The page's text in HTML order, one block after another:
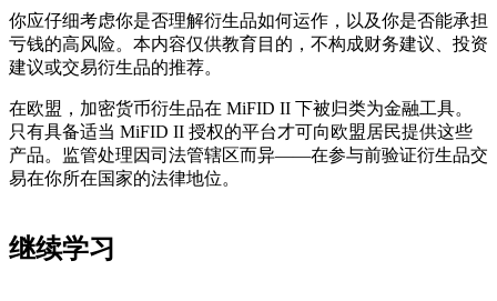
你应仔细考虑你是否理解衍生品如何运作，以及你是否能承担
亏钱的高风险。本内容仅供教育目的，不构成财务建议、投资
建议或交易衍生品的推荐。
在欧盟，加密货币衍生品在 MiFID II 下被归类为金融工具。
只有具备适当 MiFID II 授权的平台才可向欧盟居民提供这些
产品。监管处理因司法管辖区而异——在参与前验证衍生品交
易在你所在国家的法律地位。
继续学习